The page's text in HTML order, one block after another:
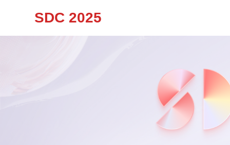
SDC 2025